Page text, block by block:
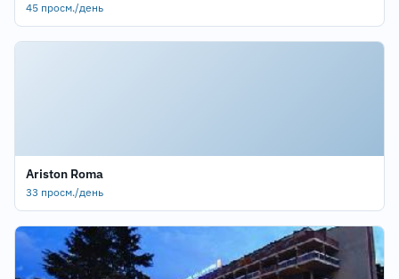
45 просм./день
Ariston Roma
33 просм./день